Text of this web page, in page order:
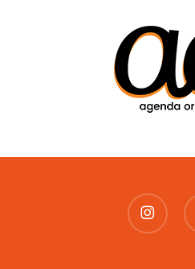
instagram